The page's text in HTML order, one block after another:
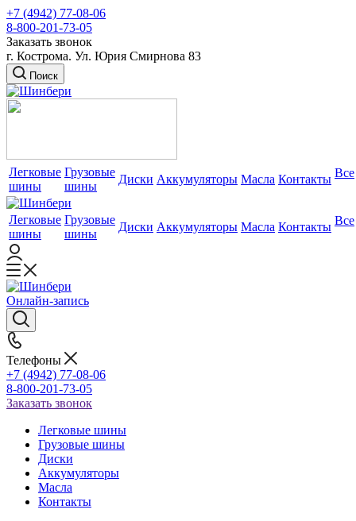
+7 (4942) 77-08-06
8-800-201-73-05
Заказать звонок
г. Кострома. Ул. Юрия Смирнова 83
Поиск
Легковые
шины
Грузовые
шины
Диски Аккумуляторы Масла Контакты Все
Легковые
шины
Грузовые
шины
Диски Аккумуляторы Масла Контакты Все
Онлайн-запись
Телефоны
+7 (4942) 77-08-06
8-800-201-73-05
Заказать звонок
Легковые шины
Грузовые шины
Диски
Аккумуляторы
Масла
Контакты